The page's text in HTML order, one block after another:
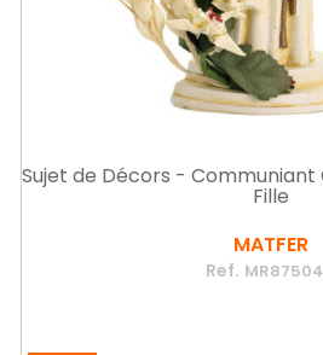
Sujet de Décors - Communiant
Fille
MATFER
Ref.